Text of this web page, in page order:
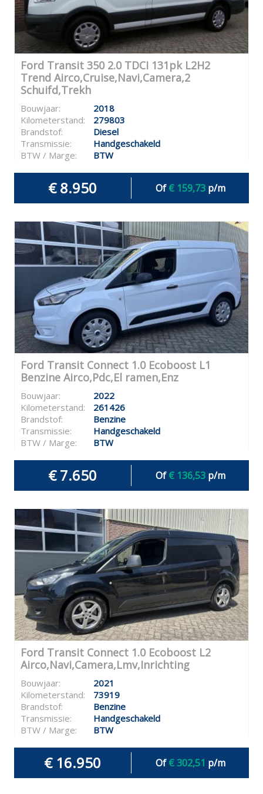
Ford Transit 350 2.0 TDCI 131pk L2H2
Trend Airco,Cruise,Navi,Camera,2
Schuifd,Trekh
Bouwjaar:
2018
Kilometerstand:
279803
Brandstof:
Diesel
Transmissie:
Handgeschakeld
BTW / Marge:
BTW
€ 8.950 Of€ 159,73p/m
Ford Transit Connect 1.0 Ecoboost L1
Benzine Airco,Pdc,El ramen,Enz
Bouwjaar:
2022
Kilometerstand:
261426
Brandstof:
Benzine
Transmissie:
Handgeschakeld
BTW / Marge:
BTW
€ 7.650 Of€ 136,53p/m
Ford Transit Connect 1.0 Ecoboost L2
Airco,Navi,Camera,Lmv,Inrichting
Bouwjaar:
2021
Kilometerstand:
73919
Brandstof:
Benzine
Transmissie:
Handgeschakeld
BTW / Marge:
BTW
€ 16.950 Of€ 302,51 p/m